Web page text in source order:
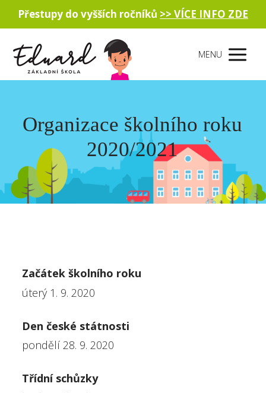
Přestupy do vyšších ročníků >> VÍCE INFO ZDE
MENU
Organizace školního roku
2020/2021
Začátek školního roku
úterý 1. 9. 2020
Den české státnosti
pondělí 28. 9. 2020
Třídní schůzky